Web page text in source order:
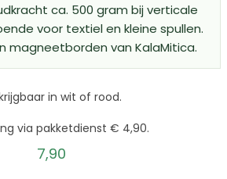
ca. 500 gram bij verticale
voor textiel en kleine spullen.
magneetborden van KalaMitica.
in wit of rood.
via pakketdienst € 4,90.
7,90